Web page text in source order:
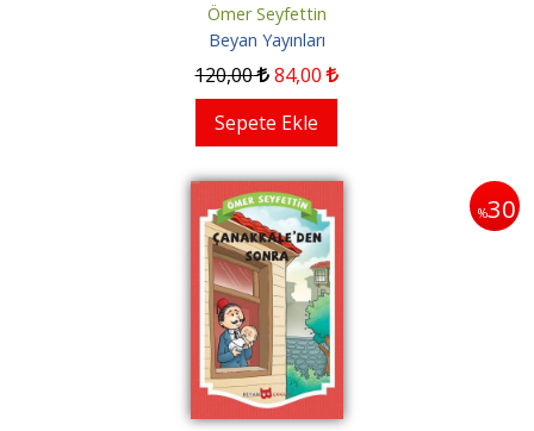
Ömer Seyfettin
Beyan Yayınları
120,00 84,00
Sepete Ekle
%30